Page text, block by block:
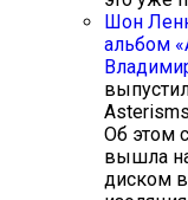
Шон
альбом
Об этом
вышла
диском